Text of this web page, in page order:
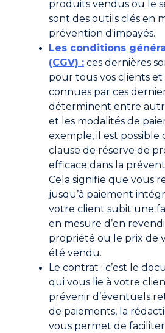
produits vendus ou le
sont des outils clés en
prévention d'impayés.
Les conditions
(CGV) : ces dernières
pour tous vos clients
connues par ces
déterminent entre
et les modalités de
exemple, il est possible
clause de réserve de
efficace dans la
Cela signifie que vous
jusqu’à paiement
votre client subit une
en mesure d’en
propriété ou le prix de
été vendu.
Le contrat : c’est le
qui vous lie à votre
prévenir d’éventuels
de paiements, la
vous permet de